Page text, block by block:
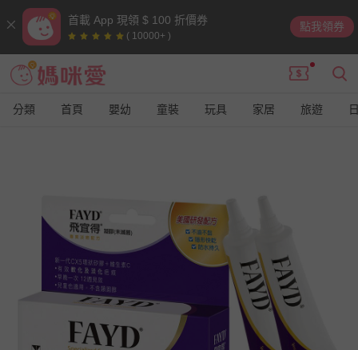
首載 App 現領 $ 100 折價券
( 10000+ )
點我領券
分類 首頁 嬰幼 童裝 玩具 家居 旅遊